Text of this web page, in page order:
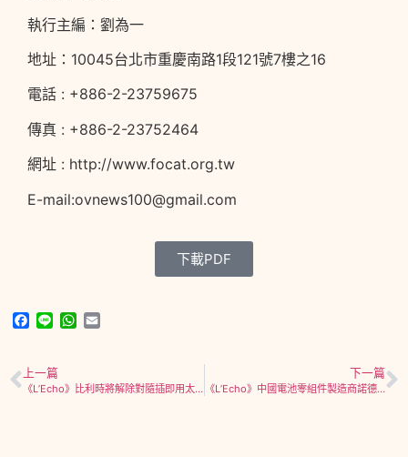
執行主編：劉為一
地址：10045台北市重慶南路1段121號7樓之16
電話 : +886-2-23759675
傳真 : +886-2-23752464
網址 : http://www.focat.org.tw
E-mail:ovnews100@gmail.com
下載PDF
Facebook
Line WhatsApp
上一篇
《L’Echo》比利時將解除對隨插即用太陽能板的禁令
下一篇
《L’Echo》中國電池零組件製造商諾德暫停在比利時之投資計畫